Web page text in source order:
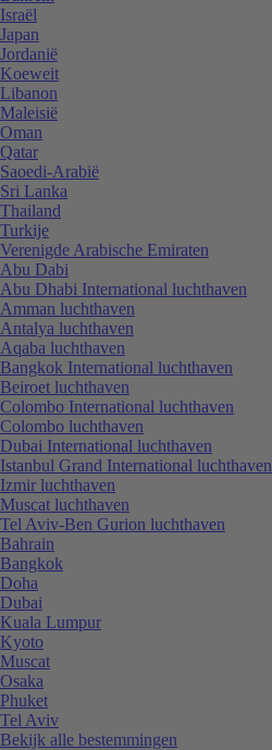
Israël
Japan
Jordanië
Koeweit
Libanon
Maleisië
Oman
Qatar
Saoedi-Arabië
Sri Lanka
Thailand
Turkije
Verenigde Arabische Emiraten
Abu Dabi
Abu Dhabi International luchthaven
Amman luchthaven
Antalya luchthaven
Aqaba luchthaven
Bangkok International luchthaven
Beiroet luchthaven
Colombo International luchthaven
Colombo luchthaven
Dubai International luchthaven
Istanbul Grand International luchthaven
Izmir luchthaven
Muscat luchthaven
Tel Aviv-Ben Gurion luchthaven
Bahrain
Bangkok
Doha
Dubai
Kuala Lumpur
Kyoto
Muscat
Osaka
Phuket
Tel Aviv
Bekijk alle bestemmingen